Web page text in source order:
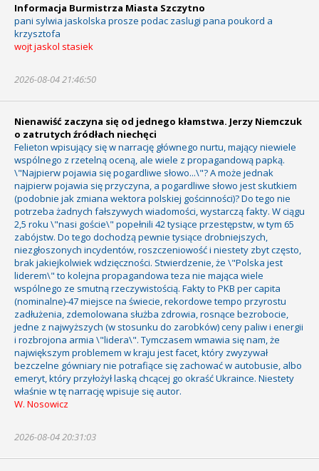
Informacja Burmistrza Miasta Szczytno
pani sylwia jaskolska prosze podac zaslugi pana poukord a
krzysztofa
wojt jaskol stasiek
2026-08-04 21:46:50
Nienawiść zaczyna się od jednego kłamstwa. Jerzy Niemczuk
o zatrutych źródłach niechęci
Felieton wpisujący się w narrację głównego nurtu, mający niewiele
wspólnego z rzetelną oceną, ale wiele z propagandową papką.
\"Najpierw pojawia się pogardliwe słowo...\"? A może jednak
najpierw pojawia się przyczyna, a pogardliwe słowo jest skutkiem
(podobnie jak zmiana wektora polskiej gościnności)? Do tego nie
potrzeba żadnych fałszywych wiadomości, wystarczą fakty. W ciągu
2,5 roku \"nasi goście\" popełnili 42 tysiące przestępstw, w tym 65
zabójstw. Do tego dochodzą pewnie tysiące drobniejszych,
niezgłoszonych incydentów, roszczeniowość i niestety zbyt często,
brak jakiejkolwiek wdzięczności. Stwierdzenie, że \"Polska jest
liderem\" to kolejna propagandowa teza nie mająca wiele
wspólnego ze smutną rzeczywistością. Fakty to PKB per capita
(nominalne)-47 miejsce na świecie, rekordowe tempo przyrostu
zadłużenia, zdemolowana służba zdrowia, rosnące bezrobocie,
jedne z najwyższych (w stosunku do zarobków) ceny paliw i energii
i rozbrojona armia \"lidera\". Tymczasem wmawia się nam, że
największym problemem w kraju jest facet, który zwyzywał
bezczelne gówniary nie potrafiące się zachować w autobusie, albo
emeryt, który przyłożył laską chcącej go okraść Ukraince. Niestety
właśnie w tę narrację wpisuje się autor.
W. Nosowicz
2026-08-04 20:31:03